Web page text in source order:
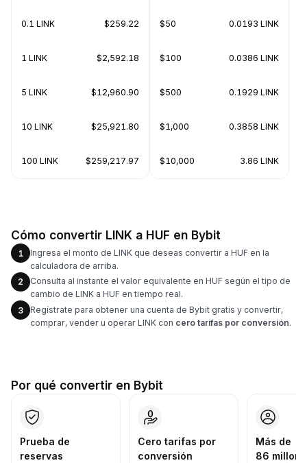
0.1 LINK $259.22
1 LINK $2,592.18
5 LINK $12,960.90
10 LINK $25,921.80
100 LINK $259,217.97
$50 0.0193 LINK
$100 0.0386 LINK
$500 0.1929 LINK
$1,000 0.3858 LINK
$10,000 3.86 LINK
Cómo convertir LINK a HUF en Bybit
1
Ingresa el monto de LINK que deseas convertir a HUF en la
calculadora de arriba.
2
Consulta al instante el valor equivalente en HUF según el tipo de
cambio de LINK a HUF en tiempo real.
3
Regístrate para obtener una cuenta de Bybit gratis y convertir,
comprar, vender u operar LINK con cero tarifas por conversión.
Por qué convertir en Bybit
Prueba de
reservas
Cero tarifas por
conversión
Más de
86